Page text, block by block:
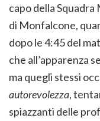
capo della Squadra
di Monfalcone,
dopo le 4:45 del
che all’apparenza
ma quegli stessi
autorevolezza,
spiazzanti delle